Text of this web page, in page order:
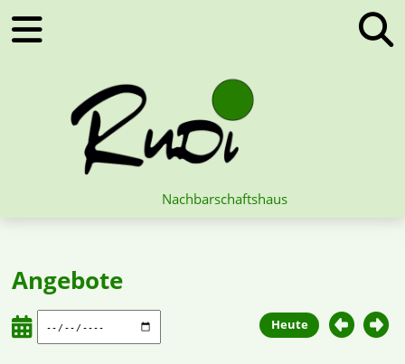
Nachbarschaftshaus
Angebote
Heute